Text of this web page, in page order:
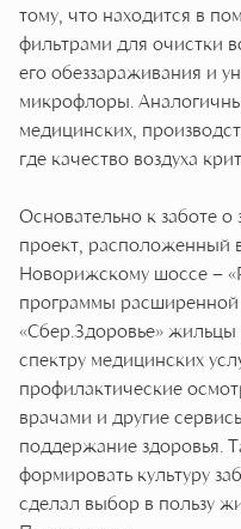
тому, что находится в
фильтрами для очистки
его обеззараживания и
микрофлоры.
медицинских,
где качество воздуха
Основательно к заботе
проект, расположенный
Новорижскому шоссе –
программы
«Сбер.Здоровье»
спектру медицинских
профилактические
врачами и другие
поддержание здоровья.
формировать культуру
сделал выбор в пользу